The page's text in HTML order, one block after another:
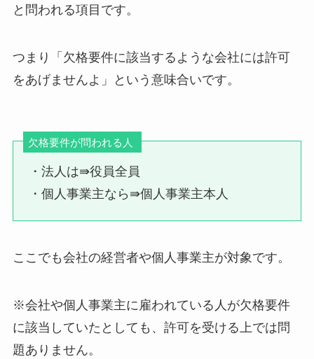
と問われる項目です。
つまり「欠格要件に該当するような会社には許可
をあげませんよ」という意味合いです。
欠格要件が問われる人
・法人は⇛役員全員
・個人事業主なら⇛個人事業主本人
ここでも会社の経営者や個人事業主が対象です。
※会社や個人事業主に雇われている人が欠格要件
に該当していたとしても、許可を受ける上では問
題ありません。